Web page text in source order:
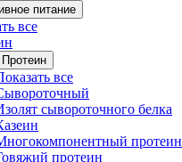
питание
все
Протеин
все
сывороточного белка
протеин
протеин